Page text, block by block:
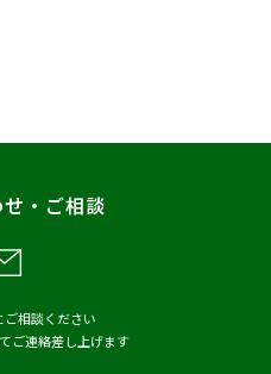
ア掲載
2024年
・ご相談
相談ください
ご連絡差し上げます